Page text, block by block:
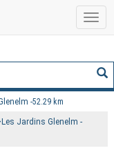
la
52.29 km
Les Jardins Glenelm